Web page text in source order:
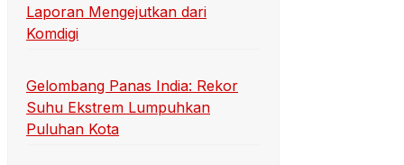
Laporan Mengejutkan dari
Komdigi
Gelombang Panas India: Rekor
Suhu Ekstrem Lumpuhkan
Puluhan Kota